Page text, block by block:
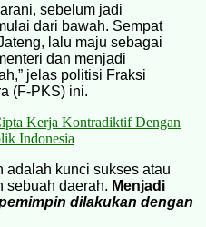
sebelum jadi
dari bawah. Sempat
lalu maju sebagai
dan menjadi
jelas politisi Fraksi
(F-PKS) ini.
Kerja Kontradiktif Dengan
Indonesia
adalah kunci sukses atau
sebuah daerah. Menjadi
dilakukan dengan